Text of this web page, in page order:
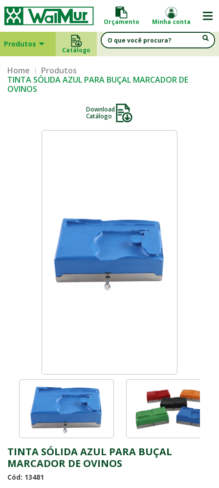
Orçamento Minha conta
Produtos
Catálogo
Home
Produtos
TINTA SÓLIDA AZUL PARA BUÇAL MARCADOR DE
OVINOS
Download
Catálogo
TINTA SÓLIDA AZUL PARA BUÇAL
MARCADOR DE OVINOS
Cód: 13481